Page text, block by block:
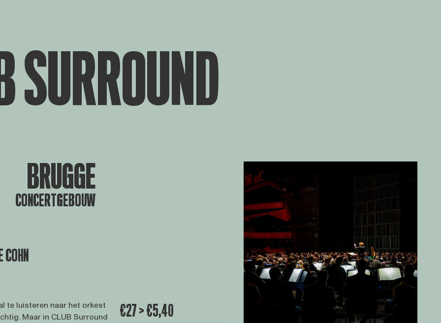
SURROUND
BRUGGE
CONCERTGEBOUW
te luisteren naar het orkest
Maar in CLUB Surround
€27 > €5,40